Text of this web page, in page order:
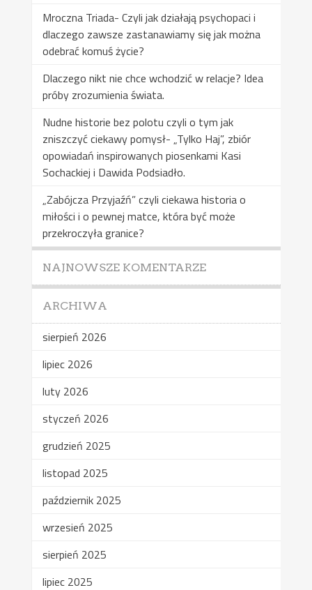
Mroczna Triada- Czyli jak działają psychopaci i
dlaczego zawsze zastanawiamy się jak można
odebrać komuś życie?
Dlaczego nikt nie chce wchodzić w relacje? Idea
próby zrozumienia świata.
Nudne historie bez polotu czyli o tym jak
zniszczyć ciekawy pomysł- „Tylko Haj”, zbiór
opowiadań inspirowanych piosenkami Kasi
Sochackiej i Dawida Podsiadło.
„Zabójcza Przyjaźń” czyli ciekawa historia o
miłości i o pewnej matce, która być może
przekroczyła granice?
NAJNOWSZE KOMENTARZE
ARCHIWA
sierpień 2026
lipiec 2026
luty 2026
styczeń 2026
grudzień 2025
listopad 2025
październik 2025
wrzesień 2025
sierpień 2025
lipiec 2025